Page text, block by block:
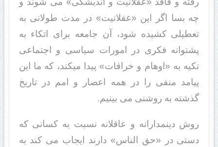
چه بسا اگر این «عقلانیت» در مدت طولانی به
تعطیلی کشیده شود، آن جامعه برای اتکاء به
پشتوانه فکری در امورات سیاسی و اجتماعی
تکیه به «اوهام و خرافات» پیدا میکند، که ما این
پیامد منفی را در همه اعصار و امم در تاریخ
گذشته به روشنی می بینیم.
روش دینمدارانه و عاقلانه نسبت به کسانی که
دستی در «حق الناس» دارند ایجاب می کند به